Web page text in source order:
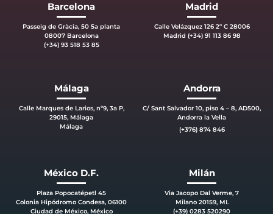
Barcelona
Passeig de Gràcia, 50 5a planta
08007 Barcelona
(+34) 93 518 53 85
Madrid
Calle Velázquez 126 2º C 28006
Madrid (+34) 91 113 86 98
Málaga
Calle Marques de Larios, nº9, 3a P,
29015, Málaga
Málaga
Andorra
C/ Sant Salvador 10, piso 4 – 8, AD500,
Andorra la Vella
(+376) 874 846
México D.F.
Plaza Popocatépetl 45
Colonia Hipódromo Condesa, 06100
Ciudad de México, México
Milán
Via Jacopo Dal Verme, 7
Milano 20159, MI.
(+39) 0283 520290